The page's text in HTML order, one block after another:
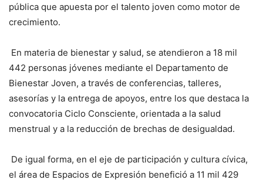
pública que apuesta por el talento joven como motor de
crecimiento.
En materia de bienestar y salud, se atendieron a 18 mil
442 personas jóvenes mediante el Departamento de
Bienestar Joven, a través de conferencias, talleres,
asesorías y la entrega de apoyos, entre los que destaca la
convocatoria Ciclo Consciente, orientada a la salud
menstrual y a la reducción de brechas de desigualdad.
De igual forma, en el eje de participación y cultura cívica,
el área de Espacios de Expresión benefició a 11 mil 429